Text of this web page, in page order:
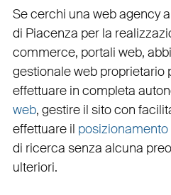
Se cerchi una web agency
di Piacenza per la
commerce, portali web,
gestionale webproprietario
effettuare in completa
web, gestire il sito con
effettuare il
di ricerca senza alcuna
ulteriori.